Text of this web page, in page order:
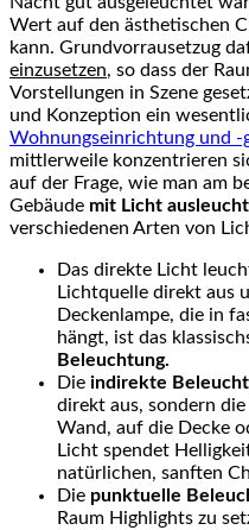
Wert auf den ästhetischen
kann. Grundvorrausetzug
einzusetzen, so dass der
Vorstellungen in Szene
und Konzeption ein
Wohnungseinrichtung und -
mittlerweile konzentrieren
auf der Frage, wie man am
Gebäude mit Licht
verschiedenen Arten von
Das direkte Licht
Lichtquelle direkt aus
Deckenlampe, die in
hängt, ist das
Beleuchtung.
Die indirekte
direkt aus, sondern
Wand, auf die Decke
Licht spendet
natürlichen, sanften
Die punktuelle
Raum Highlights zu